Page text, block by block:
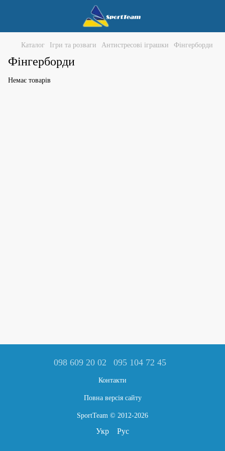
Каталог Ігри та розваги Антистресові іграшки Фінгерборди
Фінгерборди
Немає товарів
098 609 20 02 095 104 72 45
Контакти
Повна версія сайту
SportTeam © 2012-2026
Укр Рус